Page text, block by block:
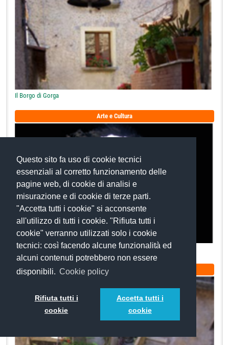
Questo sito fa uso di cookie tecnici
essenziali al corretto funzionamento delle
pagine web, di cookie di analisi e
misurazione e di cookie di terze parti.
"Accetta tutti i cookie" si acconsente
all'utilizzo di tutti i cookie. "Rifiuta tutti i
cookie" verranno utilizzati solo i cookie
tecnici: così facendo alcune funzionalità ed
alcuni contenuti potrebbero non essere
disponibili. Cookie policy
Rifiuta tutti i
cookie
Accetta tutti i
cookie
Il Borgo di Gorga
Arte e Cultura
Cortile di Lidiana
Arte e Cultura